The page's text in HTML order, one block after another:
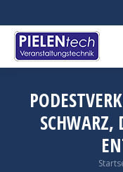
Sie